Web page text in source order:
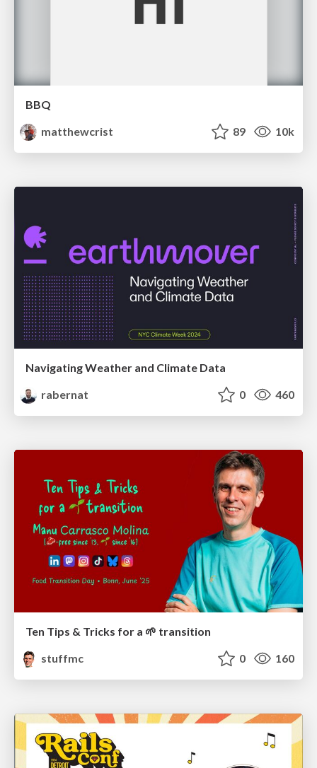
BBQ
matthewcrist
89 10k
Navigating Weather and Climate Data
rabernat
0 460
Ten Tips & Tricks for a 🌱 transition
stuffmc
0 160